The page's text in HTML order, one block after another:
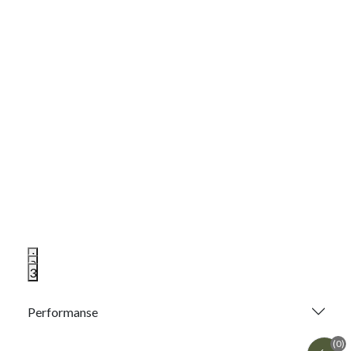
(0)
1
2
3
Performanse